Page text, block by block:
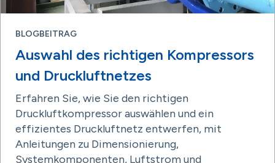
BLOGBEITRAG
Auswahl des richtigen Kompressors
und Druckluftnetzes
Erfahren Sie, wie Sie den richtigen
Druckluftkompressor auswählen und ein
effizientes Druckluftnetz entwerfen, mit
Anleitungen zu Dimensionierung,
Systemkomponenten, Luftstrom und